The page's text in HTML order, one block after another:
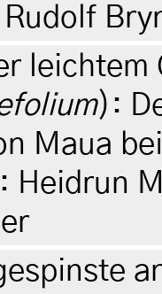
):
Maua
Heidrun